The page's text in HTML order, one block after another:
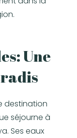
Une
destination
séjourne à
Ses eaux